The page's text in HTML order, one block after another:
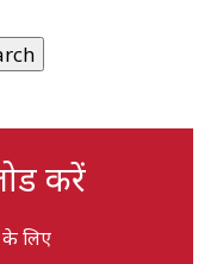
करें
के लिए